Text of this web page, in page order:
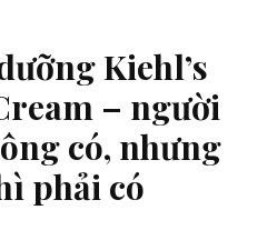
Kiehl’s
– người
có, nhưng
phải có